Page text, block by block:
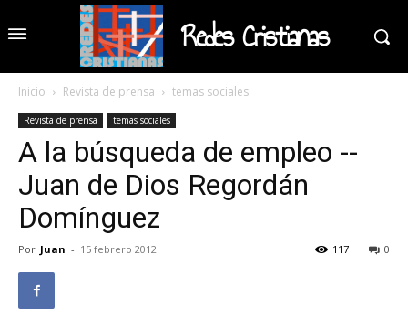
Redes Cristianas
Inicio Revista de prensa temas sociales
Revista de prensa temas sociales
A la búsqueda de empleo --
Juan de Dios Regordán
Domínguez
Por Juan - 15 febrero 2012 0
117